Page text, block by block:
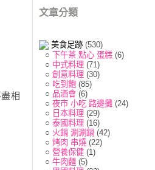
相
文章分類
美食足跡 (530)
○
下午茶 點心 蛋糕 (6)
○ 中式料理 (71)
○ 創意料理 (30)
○ 吃到飽 (85)
○ 品酒會 (6)
○ 夜市 小吃 路邊攤 (24)
○ 日本料理 (29)
○ 泰國料理 (16)
○ 火鍋 涮涮鍋 (42)
○ 烤肉 串燒 (22)
○ 營養保健 (1)
○ 牛肉麵 (5)